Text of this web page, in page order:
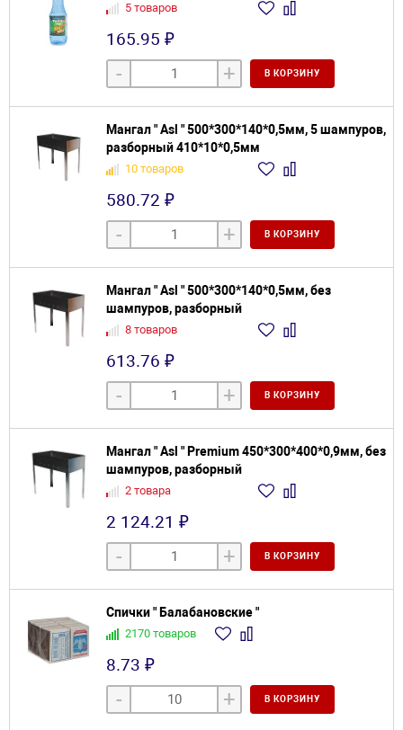
5 товаров
165.95 ₽
- + В КОРЗИНУ
Мангал " Asl " 500*300*140*0,5мм, 5 шампуров,
разборный 410*10*0,5мм
10 товаров
580.72 ₽
- + В КОРЗИНУ
Мангал " Asl " 500*300*140*0,5мм, без
шампуров, разборный
8 товаров
613.76 ₽
- + В КОРЗИНУ
Мангал " Asl " Premium 450*300*400*0,9мм, без
шампуров, разборный
2 товара
2 124.21 ₽
- + В КОРЗИНУ
Спички " Балабановские "
2170 товаров
8.73 ₽
- + В КОРЗИНУ